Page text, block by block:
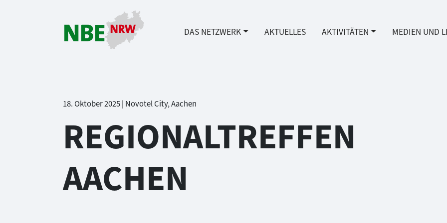
DAS NETZWERK AKTUELLES AKTIVITÄTEN MEDIEN UND
18. Oktober 2025 | Novotel City, Aachen
REGIONALTREFFEN
AACHEN